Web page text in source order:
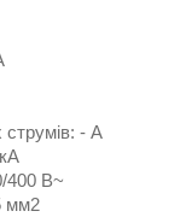
струмів: - A
400 В~
мм2